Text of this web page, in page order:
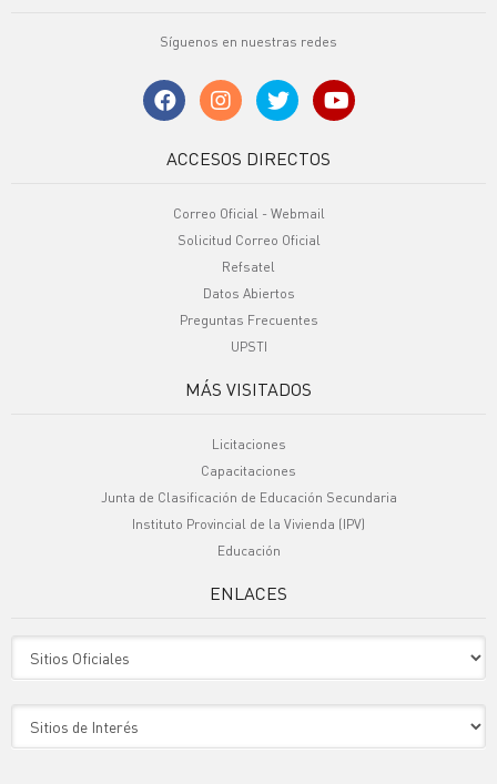
Síguenos en nuestras redes
ACCESOS DIRECTOS
Correo Oficial - Webmail
Solicitud Correo Oficial
Refsatel
Datos Abiertos
Preguntas Frecuentes
UPSTI
MÁS VISITADOS
Licitaciones
Capacitaciones
Junta de Clasificación de Educación Secundaria
Instituto Provincial de la Vivienda (IPV)
Educación
ENLACES